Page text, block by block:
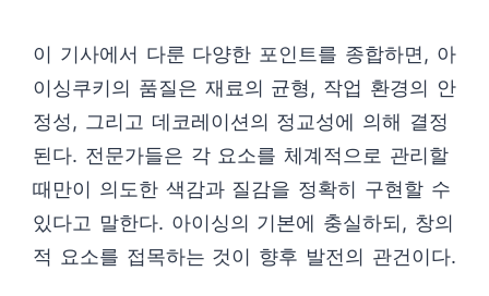
이 기사에서 다룬 다양한 포인트를 종합하면, 아
이싱쿠키의 품질은 재료의 균형, 작업 환경의 안
정성, 그리고 데코레이션의 정교성에 의해 결정
된다. 전문가들은 각 요소를 체계적으로 관리할
때만이 의도한 색감과 질감을 정확히 구현할 수
있다고 말한다. 아이싱의 기본에 충실하되, 창의
적 요소를 접목하는 것이 향후 발전의 관건이다.